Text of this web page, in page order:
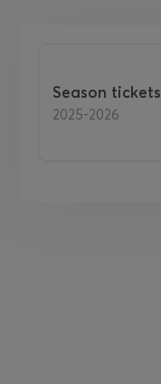
Season tickets
2025-2026